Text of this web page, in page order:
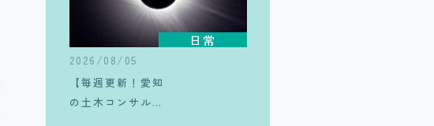
日常
2026/08/05
【毎週更新！愛知
の土木コンサル日